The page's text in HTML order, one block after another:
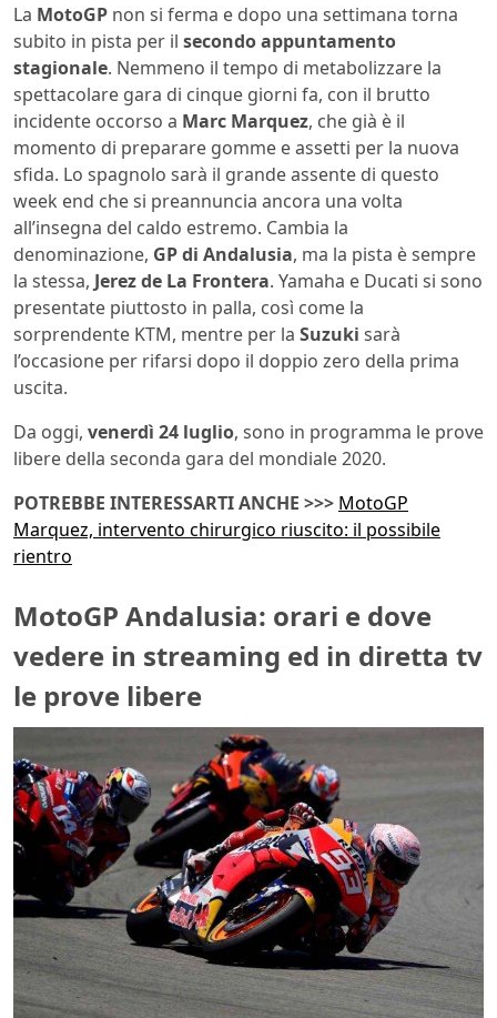
La MotoGP non si ferma e dopo una settimana torna
subito in pista per il secondo appuntamento
stagionale. Nemmeno il tempo di metabolizzare la
spettacolare gara di cinque giorni fa, con il brutto
incidente occorso a Marc Marquez, che già è il
momento di preparare gomme e assetti per la nuova
sfida. Lo spagnolo sarà il grande assente di questo
week end che si preannuncia ancora una volta
all’insegna del caldo estremo. Cambia la
denominazione, GP di Andalusia, ma la pista è sempre
la stessa, Jerez de La Frontera. Yamaha e Ducati si sono
presentate piuttosto in palla, così come la
sorprendente KTM, mentre per la Suzuki sarà
l’occasione per rifarsi dopo il doppio zero della prima
uscita.
Da oggi, venerdì 24 luglio, sono in programma le prove
libere della seconda gara del mondiale 2020.
POTREBBE INTERESSARTI ANCHE >>> MotoGP
Marquez, intervento chirurgico riuscito: il possibile
rientro
MotoGP Andalusia: orari e dove
vedere in streaming ed in diretta tv
le prove libere